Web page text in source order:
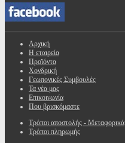
Αρχική
Η εταιρεία
Προϊόντα
Χονδρική
Γεωπονικές Συμβουλές
Τα νέα μας
Επικοινωνία
Που βρισκόμαστε
Τρόποι αποστολής - Μεταφορικά
Τρόποι πληρωμής